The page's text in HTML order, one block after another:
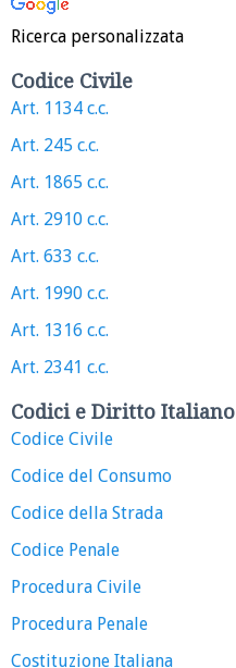
Ricerca personalizzata
Codice Civile
Art. 1134 c.c.
Art. 245 c.c.
Art. 1865 c.c.
Art. 2910 c.c.
Art. 633 c.c.
Art. 1990 c.c.
Art. 1316 c.c.
Art. 2341 c.c.
Codici e Diritto Italiano
Codice Civile
Codice del Consumo
Codice della Strada
Codice Penale
Procedura Civile
Procedura Penale
Costituzione Italiana